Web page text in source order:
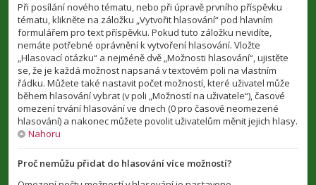
Při posílání nového tématu, nebo při úpravě prvního příspěvku
tématu, klikněte na záložku „Vytvořit hlasování“ pod hlavním
formulářem pro text příspěvku. Pokud tuto záložku nevidíte,
nemáte potřebné oprávnění k vytvoření hlasování. Vložte
„Hlasovací otázku“ a nejméně dvě „Možnosti hlasování“, ujistěte
se, že je každá možnost napsaná v textovém poli na vlastním
řádku. Můžete také nastavit počet možností, které uživatel může
během hlasování vybrat (v poli „Možností na uživatele“), časové
omezení trvání hlasování ve dnech (0 pro časově neomezené
hlasování) a nakonec můžete povolit uživatelům měnit jejich hlasy.
Nahoru
Proč nemůžu přidat do hlasování více možností?